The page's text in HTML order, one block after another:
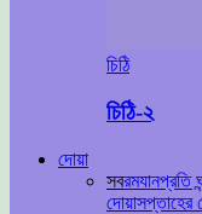
চিঠি
চিঠি-২
দোয়া
সবরমযানপ্রতি
দোয়াসপ্তাহের